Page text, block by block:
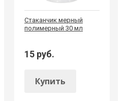
Стаканчик мерный
полимерный 30 мл
15 руб.
Купить